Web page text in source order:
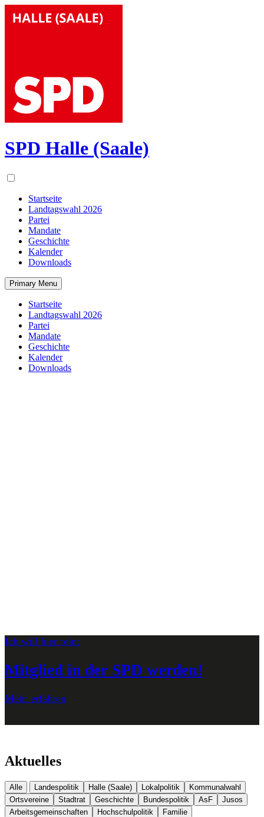
SPD Halle (Saale)
Startseite
Landtagswahl 2026
Partei
Mandate
Geschichte
Kalender
Downloads
Primary Menu
Startseite
Landtagswahl 2026
Partei
Mandate
Geschichte
Kalender
Downloads
Ich will hier rein:
Mitglied in der SPD werden!
Mehr erfahren
Aktuelles
Alle Landespolitik Halle (Saale) Lokalpolitik
Kommunalwahl
Ortsvereine
Stadtrat Geschichte Bundespolitik AsF
Jusos
Arbeitsgemeinschaften
Hochschulpolitik Familie